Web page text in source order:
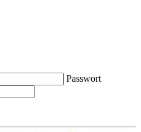
Passwort